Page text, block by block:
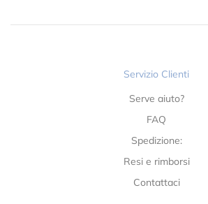
Servizio Clienti
Serve aiuto?
FAQ
Spedizione:
Resi e rimborsi
Contattaci